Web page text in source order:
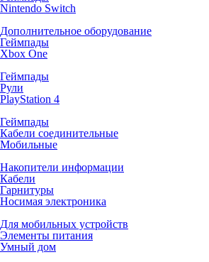
Nintendo Switch
Дополнительное оборудование
Геймпады
Xbox One
Геймпады
Рули
PlayStation 4
Геймпады
Кабели соединительные
Мобильные
Накопители информации
Кабели
Гарнитуры
Носимая электроника
Для мобильных устройств
Элементы питания
Умный дом